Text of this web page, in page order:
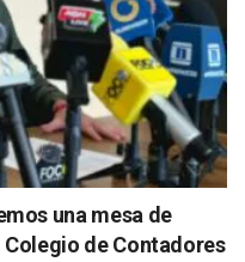
una mesa de
de Contadores